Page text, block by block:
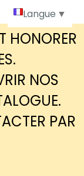
HONORER
NOS
PAR
Langue ▼